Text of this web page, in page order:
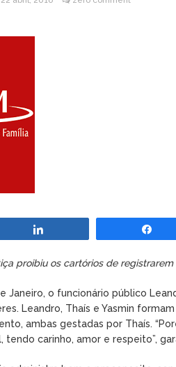
proibiu os cartórios de
Janeiro, o funcionário público
Leandro, Thaís e Yasmin
ambas gestadas por Thaís.
tendo carinho, amor e respeito”,